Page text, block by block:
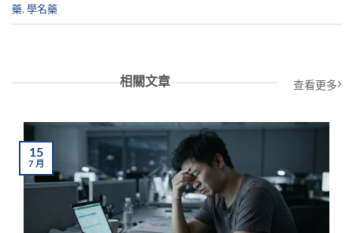
藥, 學名藥
相關文章 查看更多
15
7月